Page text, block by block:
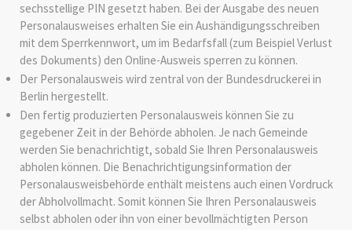
sechsstellige PIN gesetzt haben. Bei der Ausgabe des neuen
Personalausweises erhalten Sie ein Aushändigungsschreiben
mit dem Sperrkennwort, um im Bedarfsfall (zum Beispiel Verlust
des Dokuments) den Online-Ausweis sperren zu können.
Der Personalausweis wird zentral von der Bundesdruckerei in
Berlin hergestellt.
Den fertig produzierten Personalausweis können Sie zu
gegebener Zeit in der Behörde abholen. Je nach Gemeinde
werden Sie benachrichtigt, sobald Sie Ihren Personalausweis
abholen können. Die Benachrichtigungsinformation der
Personalausweisbehörde enthält meistens auch einen Vordruck
der Abholvollmacht. Somit können Sie Ihren Personalausweis
selbst abholen oder ihn von einer bevollmächtigten Person